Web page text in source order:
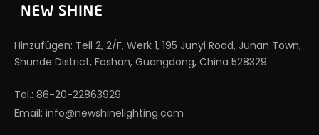
Hinzufügen: Teil 2, 2/F, Werk 1, 195 Junyi Road, Junan Town,
Shunde District, Foshan, Guangdong, China 528329
Tel.: 86-20-22863929
Email: info@newshinelighting.com